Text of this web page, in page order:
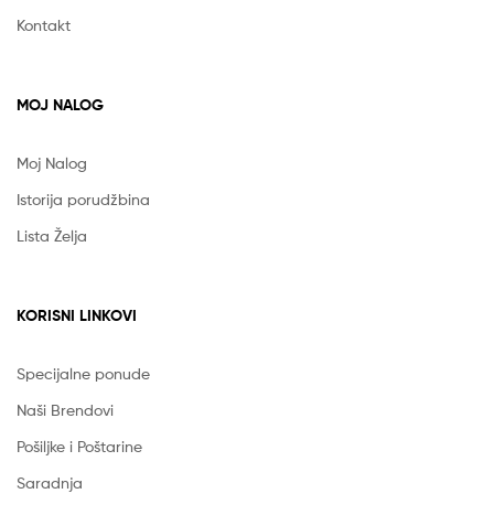
Kontakt
MOJ NALOG
Moj Nalog
Istorija porudžbina
Lista Želja
KORISNI LINKOVI
Specijalne ponude
Naši Brendovi
Pošiljke i Poštarine
Saradnja